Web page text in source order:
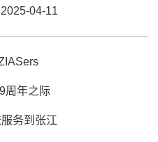
04-11
周年之际
务到张江